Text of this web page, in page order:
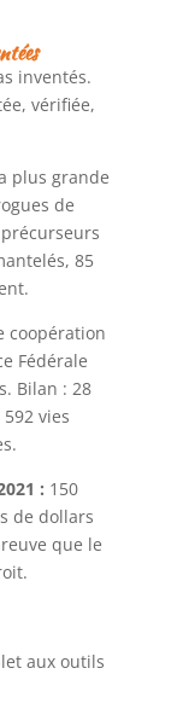
inventés.
vérifiée,
plus grande
de
85
coopération
Fédérale
Bilan : 28
vies
: 150
de dollars
que le
aux outils